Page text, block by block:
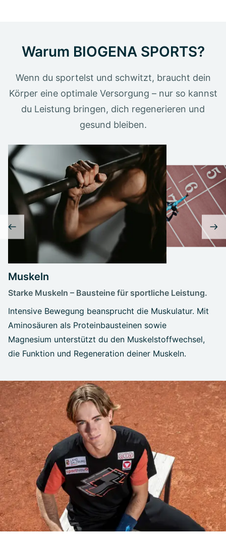
Warum BIOGENA SPORTS?
Wenn du sportelst und schwitzt, braucht dein
Körper eine optimale Versorgung – nur so kannst
du Leistung bringen, dich regenerieren und
gesund bleiben.
Muskeln
Starke Muskeln – Bausteine für sportliche Leistung.
Intensive Bewegung beansprucht die Muskulatur. Mit
Aminosäuren als Proteinbausteinen sowie
Magnesium unterstützt du den Muskelstoffwechsel,
die Funktion und Regeneration deiner Muskeln.